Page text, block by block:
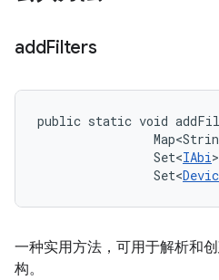
addFilters
public static void
                Set<
IAbi
                Set<
一种实用方法，可用于解析和
构。